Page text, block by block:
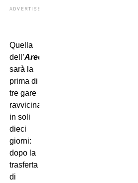
ADVERTISEMENT
Quella
dell’Arechi
sarà la
prima di
tre gare
ravvicinate
in soli
dieci
giorni:
dopo la
trasferta
di